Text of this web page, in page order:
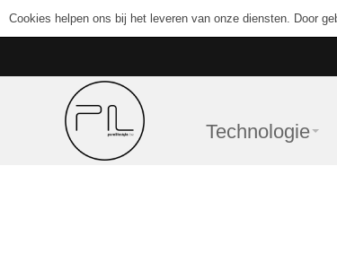
Cookies helpen ons bij het leveren van onze diensten. Door
Technologie